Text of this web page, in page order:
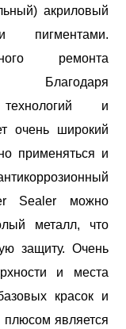
акриловый
пигментами.
ремонта
Благодаря
и
очень широкий
применяться и
Sealer можно
металл, что
защиту. Очень
и места
красок и
является